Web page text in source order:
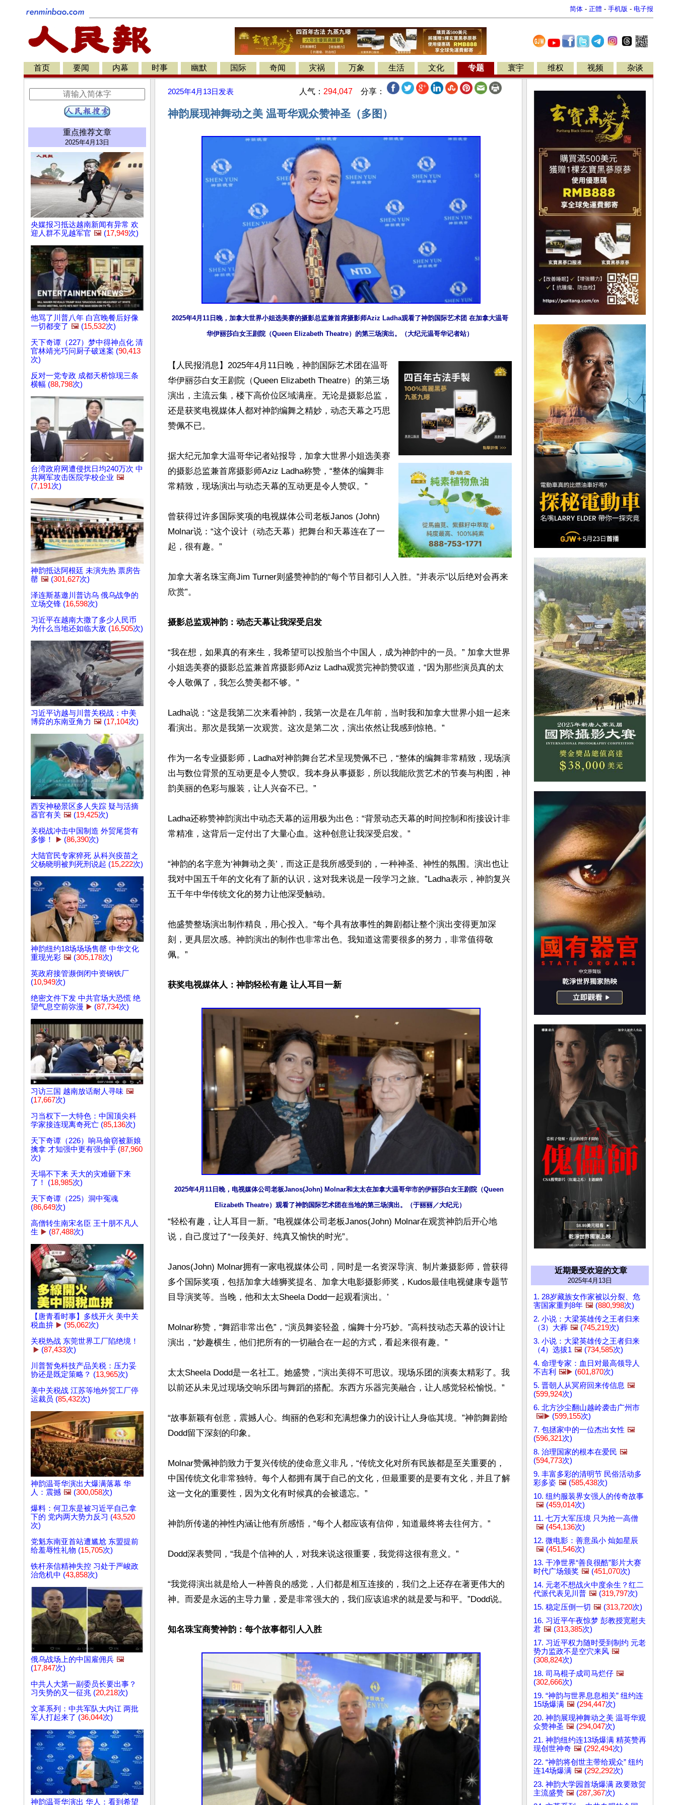
简体 - 正體 - 手机版 - 电子报
首页 要闻 内幕 时事 幽默 国际 奇闻 灾祸 万象 生活 文化 专题 寰宇 维权 视频 杂谈
重点推荐文章
2025年4月13日
央媒报习抵达越南新闻有异常 欢
迎人群不见越军官 🖼️ (17,949次)
他骂了川普八年 白宫晚餐后好像
一切都变了 🖼️ (15,532次)
天下奇谭（227）梦中得神点化 清
官林靖光巧问厨子破迷案 (90,413
次)
反对一党专政 成都天桥惊现三条
横幅 (88,798次)
台湾政府网遭侵扰日均240万次 中
共网军攻击医院学校企业 🖼️
(7,191次)
神韵抵达阿根廷 未演先热 票房告
罄 🖼️ (301,627次)
泽连斯基邀川普访乌 俄乌战争的
立场交锋 (16,598次)
习近平在越南大撒了多少人民币
为什么当地还如临大敌 (16,505次)
习近平访越与川普关税战：中美
博弈的东南亚角力 🖼️ (17,104次)
西安神秘景区多人失踪 疑与活摘
器官有关 🖼️ (19,425次)
关税战冲击中国制造 外贸尾货有
多惨！
▶️ (86,390次)
大陆官民专家猝死 从科兴疫苗之
父杨晓明被判死刑说起 (15,222次)
神韵纽约18场场场售罄 中华文化
重现光彩 🖼️ (305,178次)
英政府接管濒倒闭中资钢铁厂
(10,949次)
绝密文件下发 中共官场大恐慌 绝
望气息空前弥漫 ▶️ (87,734次)
习访三国 越南放话耐人寻味 🖼️
(17,667次)
习当权下一大特色：中国顶尖科
学家接连现离奇死亡 (85,136次)
天下奇谭（226）响马偷窃被新娘
擒拿 才知强中更有强中手 (87,960
次)
天塌不下来 天大的灾难砸下来
了！ (18,985次)
天下奇谭（225）洞中冤魂
(86,649次)
高僧转生南宋名臣 王十朋不凡人
生 ▶️ (87,488次)
【唐青看时事】多线开火 美中关
税血拚 ▶️ (95,062次)
关税热战 东莞世界工厂陷绝境！
▶️ (87,433次)
川普暂免科技产品关税：压力妥
协还是既定策略？ (13,965次)
美中关税战 江苏等地外贸工厂停
运裁员 (85,432次)
神韵温哥华演出大爆满落幕 华
人：震撼 🖼️ (300,058次)
爆料：何卫东是被习近平自己拿
下的 党内两大势力反习 (43,520
次)
党魁东南亚首站遭尴尬 东盟提前
给羞辱性礼物 (15,705次)
铁杆亲信精神失控 习处于严峻政
治危机中 (43,858次)
俄乌战场上的中国雇佣兵 🖼️
(17,847次)
中共人大第一副委员长要出事？
习失势的又一征兆 (20,218次)
文革系列：中共军队大内讧 两批
军人打起来了 (36,044次)
神韵温哥华演出 华人：看到希望
2025年4月13日 发表 人气： 294,047 分享：
神韵展现神舞动之美 温哥华观众赞神圣（多图）
2025年4月11日晚，加拿大世界小姐选美赛的摄影总监兼首席摄影师Aziz Ladha观看了神韵国际艺术团 在加拿大温哥
华伊丽莎白女王剧院（Queen Elizabeth Theatre）的第三场演出。（大纪元温哥华记者站）
【人民报消息】2025年4月11日晚，神韵国际艺术团在温哥
华伊丽莎白女王剧院（Queen Elizabeth Theatre）的第三场
演出，主流云集，楼下高价位区域满座。无论是摄影总监，
还是获奖电视媒体人都对神韵编舞之精妙，动态天幕之巧思
赞佩不已。
据大纪元加拿大温哥华记者站报导，加拿大世界小姐选美赛
的摄影总监兼首席摄影师Aziz Ladha称赞，“整体的编舞非
常精致，现场演出与动态天幕的互动更是令人赞叹。”
曾获得过许多国际奖项的电视媒体公司老板Janos (John)
Molnar说：“这个设计（动态天幕）把舞台和天幕连在了一
起，很有趣。”
加拿大著名珠宝商Jim Turner则盛赞神韵的“每个节目都引人入胜。”并表示“以后绝对会再来
欣赏”。
摄影总监观神韵：动态天幕让我深受启发
“我在想，如果真的有来生，我希望可以投胎当个中国人，成为神韵中的一员。” 加拿大世界
小姐选美赛的摄影总监兼首席摄影师Aziz Ladha观赏完神韵赞叹道，“因为那些演员真的太
令人敬佩了，我怎么赞美都不够。”
Ladha说：“这是我第二次来看神韵，我第一次是在几年前，当时我和加拿大世界小姐一起来
看演出。那次是我第一次观赏。这次是第二次，演出依然让我感到惊艳。”
作为一名专业摄影师，Ladha对神韵舞台艺术呈现赞佩不已，“整体的编舞非常精致，现场演
出与数位背景的互动更是令人赞叹。我本身从事摄影，所以我能欣赏艺术的节奏与构图，神
韵美丽的色彩与服装，让人兴奋不已。”
Ladha还称赞神韵演出中动态天幕的运用极为出色：“背景动态天幕的时间控制和衔接设计非
常精准，这背后一定付出了大量心血。这种创意让我深受启发。”
“神韵的名字意为‘神舞动之美’，而这正是我所感受到的，一种神圣、神性的氛围。演出也让
我对中国五千年的文化有了新的认识，这对我来说是一段学习之旅。”Ladha表示，神韵复兴
五千年中华传统文化的努力让他深受触动。
他盛赞整场演出制作精良，用心投入。“每个具有故事性的舞剧都让整个演出变得更加深
刻，更具层次感。神韵演出的制作也非常出色。我知道这需要很多的努力，非常值得敬
佩。”
获奖电视媒体人：神韵轻松有趣 让人耳目一新
2025年4月11日晚，电视媒体公司老板Janos(John) Molnar和太太在加拿大温哥华市的伊丽莎白女王剧院（Queen
Elizabeth Theatre）观看了神韵国际艺术团在当地的第三场演出。（于丽丽／大纪元）
“轻松有趣，让人耳目一新。”电视媒体公司老板Janos(John) Molnar在观赏神韵后开心地
说，自己度过了“一段美好、纯真又愉快的时光”。
Janos(John) Molnar拥有一家电视媒体公司，同时是一名资深导演、制片兼摄影师，曾获得
多个国际奖项，包括加拿大雄狮奖提名、加拿大电影摄影师奖，Kudos最佳电视健康专题节
目导演奖等。当晚，他和太太Sheela Dodd一起观看演出。’
Molnar称赞，“舞蹈非常出色”，“演员舞姿轻盈，编舞十分巧妙。”高科技动态天幕的设计让
演出，“妙趣横生，他们把所有的一切融合在一起的方式，看起来很有趣。”
太太Sheela Dodd是一名社工。她盛赞，“演出美得不可思议。现场乐团的演奏太精彩了。我
以前还从未见过现场交响乐团与舞蹈的搭配。东西方乐器完美融合，让人感觉轻松愉悦。”
“故事新颖有创意，震撼人心。绚丽的色彩和充满想像力的设计让人身临其境。”神韵舞剧给
Dodd留下深刻的印象。
Molnar赞佩神韵致力于复兴传统的使命意义非凡，“传统文化对所有民族都是至关重要的，
中国传统文化非常独特。每个人都拥有属于自己的文化，但最重要的是要有文化，并且了解
这一文化的重要性，因为文化有时候真的会被遗忘。”
神韵所传递的神性内涵让他有所感悟，“每个人都应该有信仰，知道最终将去往何方。”
Dodd深表赞同，“我是个信神的人，对我来说这很重要，我觉得这很有意义。”
“我觉得演出就是给人一种善良的感觉，人们都是相互连接的，我们之上还存在著更伟大的
神。而爱是永远的主导力量，爱是非常强大的，我们应该追求的就是爱与和平。”Dodd说。
知名珠宝商赞神韵：每个故事都引人入胜
近期最受欢迎的文章
2025年4月13日
1. 28岁藏族女作家被以分裂、危
害国家重判8年 🖼️ (880,998次)
2. 小说：大梁英雄传之王者归来
（3）大葬 🖼️ (745,219次)
3. 小说：大梁英雄传之王者归来
（4）选拔1 🖼️ (734,585次)
4. 命理专家：血日对最高领导人
不吉利 🖼️▶️ (601,870次)
5. 晋朝人从冥府回来传信息 🖼️
(599,924次)
6. 北方沙尘翻山越岭袭击广州市
🖼️▶️ (599,155次)
7. 包拯家中的一位杰出女性 🖼️
(596,321次)
8. 治理国家的根本在爱民 🖼️
(594,773次)
9. 丰富多彩的清明节 民俗活动多
彩多姿 🖼️ (585,438次)
10. 纽约服装界女强人的传奇故事
🖼️ (459,014次)
11. 七万大军压境 只为抢一高僧
🖼️ (454,136次)
12. 微电影：善意虽小 灿如星辰
🖼️ (451,546次)
13. 干净世界“善良很酷”影片大赛
时代广场颁奖 🖼️ (451,070次)
14. 元老不想战火中度余生？红二
代派代表见川普 🖼️ (319,797次)
15. 稳定压倒一切 🖼️ (313,720次)
16. 习近平午夜惊梦 彭教授宽慰夫
君 🖼️ (313,385次)
17. 习近平权力随时受到制约 元老
势力监政不是空穴来风 🖼️
(308,824次)
18. 司马棍子成司马烂仔 🖼️
(302,666次)
19. “神韵与世界息息相关” 纽约连
15场爆满 🖼️ (294,447次)
20. 神韵展现神舞动之美 温哥华观
众赞神圣 🖼️ (294,047次)
21. 神韵纽约连13场爆满 精英赞再
现创世神奇 🖼️ (292,494次)
22. “神韵将创世主带给观众” 纽约
连14场爆满 🖼️ (292,292次)
23. 神韵大学园首场爆满 政要致贺
主流盛赞 🖼️ (287,367次)